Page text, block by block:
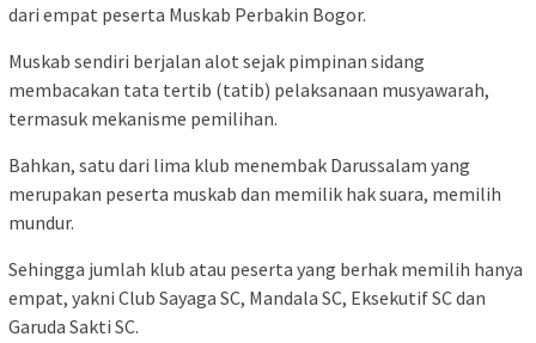
dari empat peserta Muskab Perbakin Bogor.
Muskab sendiri berjalan alot sejak pimpinan sidang
membacakan tata tertib (tatib) pelaksanaan musyawarah,
termasuk mekanisme pemilihan.
Bahkan, satu dari lima klub menembak Darussalam yang
merupakan peserta muskab dan memilik hak suara, memilih
mundur.
Sehingga jumlah klub atau peserta yang berhak memilih hanya
empat, yakni Club Sayaga SC, Mandala SC, Eksekutif SC dan
Garuda Sakti SC.